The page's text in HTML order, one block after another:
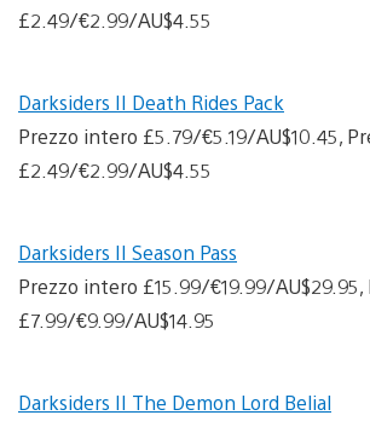
£2.49/€2.99/AU$4.55
Darksiders II Death Rides Pack
Prezzo intero £5.79/€5.19/AU$10.45,
£2.49/€2.99/AU$4.55
Darksiders II Season Pass
Prezzo intero £15.99/€19.99/
£7.99/€9.99/AU$14.95
Darksiders II The Demon Lord Belial